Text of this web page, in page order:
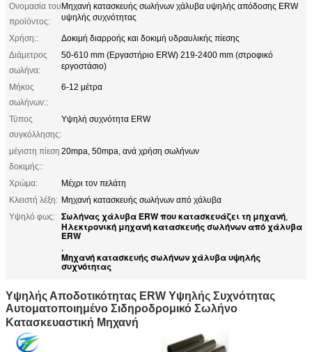
Ονομασία του
προϊόντος:
Μηχανή κατασκευής σωλήνων χάλυβα υψηλής απόδοσης ERW
υψηλής συχνότητας
Χρήση::
Δοκιμή διαρροής και δοκιμή υδραυλικής πίεσης
Διάμετρος
σωλήνα:
50-610 mm (Εργαστήριο ERW) 219-2400 mm (στροφικό
εργοστάσιο)
Μήκος
σωλήνων::
6-12 μέτρα
Τύπος
συγκόλλησης:
Υψηλή συχνότητα ERW
μέγιστη πίεση
δοκιμής::
20mpa, 50mpa, ανά χρήση σωλήνων
Χρώμα:
Μέχρι τον πελάτη
Κλειστή λέξη: Μηχανή κατασκευής σωλήνων από χάλυβα
Υψηλό φως:
Σωλήνας χάλυβα ERW που κατασκευάζει τη μηχανή,
Ηλεκτρονική μηχανή κατασκευής σωλήνων από χάλυβα
ERW
,
Μηχανή κατασκευής σωλήνων χάλυβα υψηλής
συχνότητας
Υψηλής Αποδοτικότητας ERW Υψηλής Συχνότητας
Αυτοματοποιημένο Σιδηροδρομικό Σωλήνο
Κατασκευαστική Μηχανή